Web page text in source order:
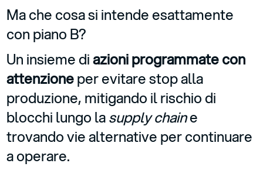
Ma che cosa si intende esattamente
con piano B?
Un insieme diazioni programmate con
attenzioneper evitare stop alla
produzione, mitigando il rischio di
blocchi lungo lasupply chaine
trovando vie alternative per continuare
a operare.